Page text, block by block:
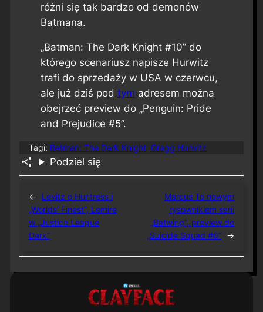
różni się tak bardzo od demonów
Batmana.
„Batman: The Dark Knight #10” do
którego scenariusz napisze Hurwitz
trafi do sprzedaży w USA w czerwcu,
ale już dziś pod tym adresem można
obejrzeć preview do „Penguin: Pride
and Prejudice #5”.
Tagi: Batman: The Dark Knight Gregg Hurwitz
Podziel się
←
Levitz o Huntress i
„Worlds’ Finest”, Lemire
w „Justice League
Dark”
Marcus To nowym
rysownikiem serii
„Batwing”, preview do
„Suicide Squad #6” →